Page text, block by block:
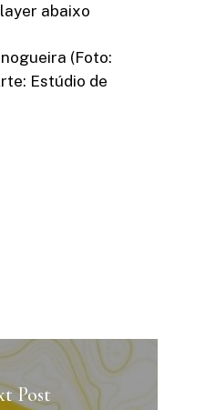
abaixo
(Foto:
Estúdio de
Post